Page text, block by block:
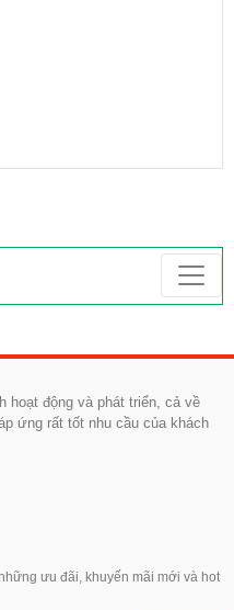
hoạt động và phát triển, cả về
ứng rất tốt nhu cầu của khách
ưu đãi, khuyến mãi mới và hot